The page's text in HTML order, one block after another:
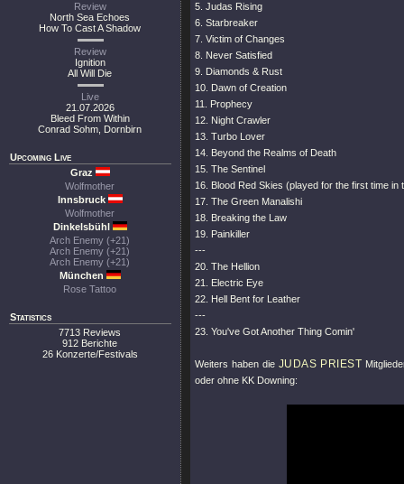
Review
North Sea Echoes
How To Cast A Shadow
Review
Ignition
All Will Die
Live
21.07.2026
Bleed From Within
Conrad Sohm, Dornbirn
Upcoming Live
Graz
Wolfmother
Innsbruck
Wolfmother
Dinkelsbühl
Arch Enemy (+21)
Arch Enemy (+21)
Arch Enemy (+21)
München
Rose Tattoo
Statistics
7713 Reviews
912 Berichte
26 Konzerte/Festivals
5. Judas Rising
6. Starbreaker
7. Victim of Changes
8. Never Satisfied
9. Diamonds & Rust
10. Dawn of Creation
11. Prophecy
12. Night Crawler
13. Turbo Lover
14. Beyond the Realms of Death
15. The Sentinel
16. Blood Red Skies (played for the first time in
17. The Green Manalishi
18. Breaking the Law
19. Painkiller
---
20. The Hellion
21. Electric Eye
22. Hell Bent for Leather
---
23. You've Got Another Thing Comin'
Weiters haben die JUDAS PRIEST
oder ohne KK Downing: